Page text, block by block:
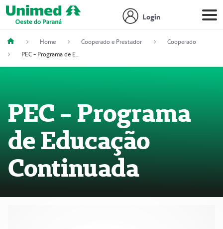
Login
Home Cooperado e Prestador
Cooperado
PEC - Programa de Educação Continuada
PEC - Programa
de Educação
Continuada